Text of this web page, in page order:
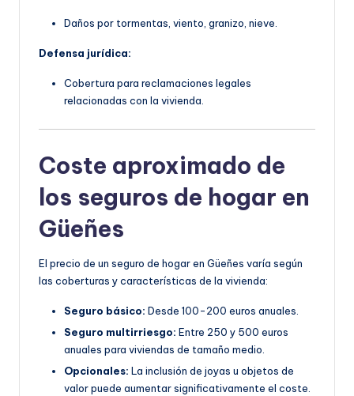
Daños por tormentas, viento, granizo, nieve.
Defensa jurídica:
Cobertura para reclamaciones legales
relacionadas con la vivienda.
Coste aproximado de
los seguros de hogar en
Güeñes
El precio de un seguro de hogar en Güeñes varía según
las coberturas y características de la vivienda:
Seguro básico: Desde 100-200 euros anuales.
Seguro multirriesgo: Entre 250 y 500 euros
anuales para viviendas de tamaño medio.
Opcionales: La inclusión de joyas u objetos de
valor puede aumentar significativamente el coste.